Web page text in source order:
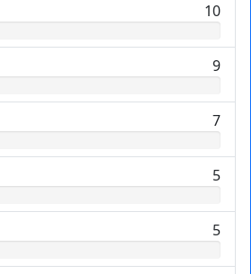
10
9
7
5
5